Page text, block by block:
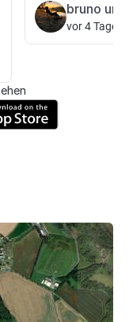
bruno
vor 4 Tagen